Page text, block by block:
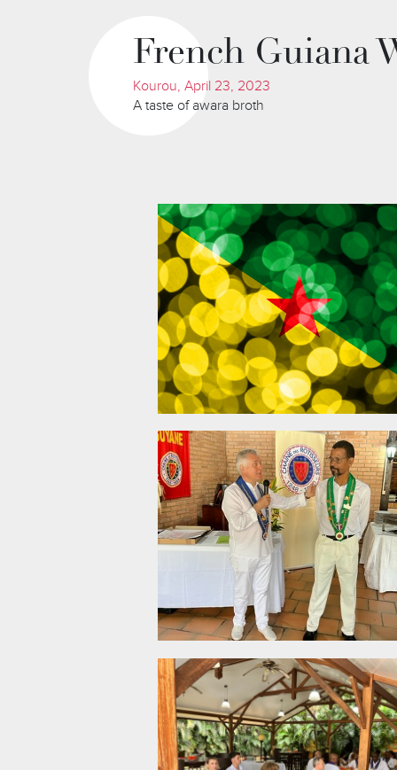
French Guiana
Kourou, April 23, 2023
A taste of awara broth